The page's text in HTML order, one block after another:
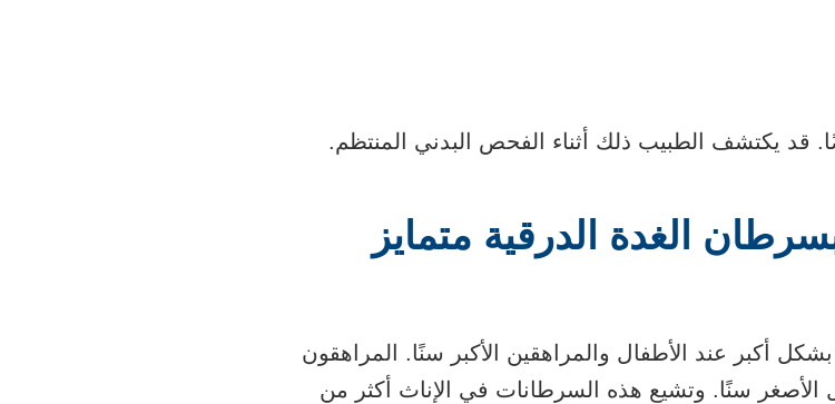
قد يكتشف الطبيب ذلك أثناء الفحص البدني المنتظم.
الغدة الدرقية متمايز
أكبر عند الأطفال والمراهقين الأكبر سنًا. المراهقون
مرات من الأطفال الأصغر سنًا. وتشيع هذه السرطانات في الإناث أكثر من